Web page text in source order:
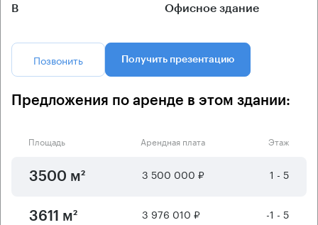
B Офисное здание
Позвонить Получить презентацию
Предложения по аренде в этом здании:
Площадь Арендная плата Этаж
3500 м² 3 500 000 ₽ 1 - 5
3611 м² 3 976 010 ₽ -1 - 5